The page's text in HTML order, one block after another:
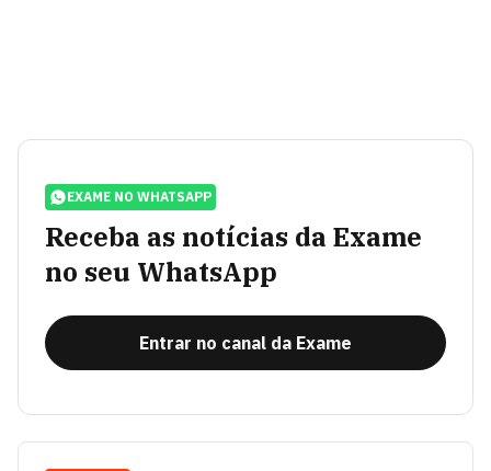
EXAME NO WHATSAPP
Receba as notícias da Exame
no seu WhatsApp
Entrar no canal da Exame